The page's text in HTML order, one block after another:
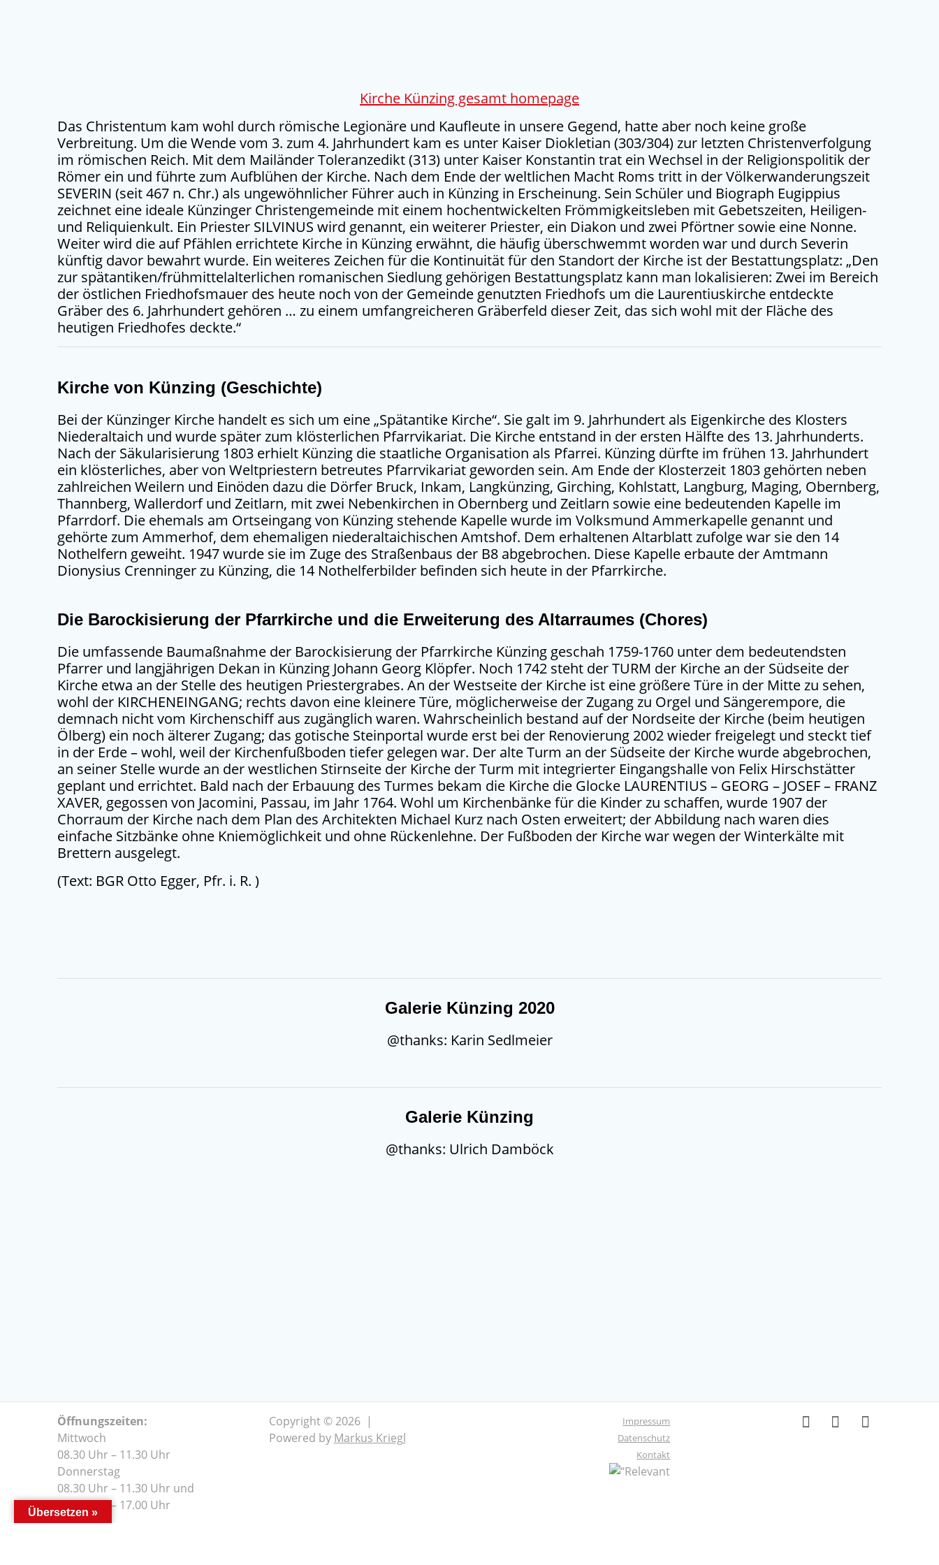
Kirche Künzing gesamt homepage
Das Christentum kam wohl durch römische Legionäre und Kaufleute in unsere Gegend, hatte aber noch keine große
Verbreitung. Um die Wende vom 3. zum 4. Jahrhundert kam es unter Kaiser Diokletian (303/304) zur letzten Christenverfolgung
im römischen Reich. Mit dem Mailänder Toleranzedikt (313) unter Kaiser Konstantin trat ein Wechsel in der Religionspolitik der
Römer ein und führte zum Aufblühen der Kirche. Nach dem Ende der weltlichen Macht Roms tritt in der Völkerwanderungszeit
SEVERIN (seit 467 n. Chr.) als ungewöhnlicher Führer auch in Künzing in Erscheinung. Sein Schüler und Biograph Eugippius
zeichnet eine ideale Künzinger Christengemeinde mit einem hochentwickelten Frömmigkeitsleben mit Gebetszeiten, Heiligen-
und Reliquienkult. Ein Priester SILVINUS wird genannt, ein weiterer Priester, ein Diakon und zwei Pförtner sowie eine Nonne.
Weiter wird die auf Pfählen errichtete Kirche in Künzing erwähnt, die häufig überschwemmt worden war und durch Severin
künftig davor bewahrt wurde. Ein weiteres Zeichen für die Kontinuität für den Standort der Kirche ist der Bestattungsplatz: „Den
zur spätantiken/frühmittelalterlichen romanischen Siedlung gehörigen Bestattungsplatz kann man lokalisieren: Zwei im Bereich
der östlichen Friedhofsmauer des heute noch von der Gemeinde genutzten Friedhofs um die Laurentiuskirche entdeckte
Gräber des 6. Jahrhundert gehören … zu einem umfangreicheren Gräberfeld dieser Zeit, das sich wohl mit der Fläche des
heutigen Friedhofes deckte.“
Kirche von Künzing (Geschichte)
Bei der Künzinger Kirche handelt es sich um eine „Spätantike Kirche“. Sie galt im 9. Jahrhundert als Eigenkirche des Klosters
Niederaltaich und wurde später zum klösterlichen Pfarrvikariat. Die Kirche entstand in der ersten Hälfte des 13. Jahrhunderts.
Nach der Säkularisierung 1803 erhielt Künzing die staatliche Organisation als Pfarrei. Künzing dürfte im frühen 13. Jahrhundert
ein klösterliches, aber von Weltpriestern betreutes Pfarrvikariat geworden sein. Am Ende der Klosterzeit 1803 gehörten neben
zahlreichen Weilern und Einöden dazu die Dörfer Bruck, Inkam, Langkünzing, Girching, Kohlstatt, Langburg, Maging, Obernberg,
Thannberg, Wallerdorf und Zeitlarn, mit zwei Nebenkirchen in Obernberg und Zeitlarn sowie eine bedeutenden Kapelle im
Pfarrdorf. Die ehemals am Ortseingang von Künzing stehende Kapelle wurde im Volksmund Ammerkapelle genannt und
gehörte zum Ammerhof, dem ehemaligen niederaltaichischen Amtshof. Dem erhaltenen Altarblatt zufolge war sie den 14
Nothelfern geweiht. 1947 wurde sie im Zuge des Straßenbaus der B8 abgebrochen. Diese Kapelle erbaute der Amtmann
Dionysius Crenninger zu Künzing, die 14 Nothelferbilder befinden sich heute in der Pfarrkirche.
Die Barockisierung der Pfarrkirche und die Erweiterung des Altarraumes (Chores)
Die umfassende Baumaßnahme der Barockisierung der Pfarrkirche Künzing geschah 1759-1760 unter dem bedeutendsten
Pfarrer und langjährigen Dekan in Künzing Johann Georg Klöpfer. Noch 1742 steht der TURM der Kirche an der Südseite der
Kirche etwa an der Stelle des heutigen Priestergrabes. An der Westseite der Kirche ist eine größere Türe in der Mitte zu sehen,
wohl der KIRCHENEINGANG; rechts davon eine kleinere Türe, möglicherweise der Zugang zu Orgel und Sängerempore, die
demnach nicht vom Kirchenschiff aus zugänglich waren. Wahrscheinlich bestand auf der Nordseite der Kirche (beim heutigen
Ölberg) ein noch älterer Zugang; das gotische Steinportal wurde erst bei der Renovierung 2002 wieder freigelegt und steckt tief
in der Erde – wohl, weil der Kirchenfußboden tiefer gelegen war. Der alte Turm an der Südseite der Kirche wurde abgebrochen,
an seiner Stelle wurde an der westlichen Stirnseite der Kirche der Turm mit integrierter Eingangshalle von Felix Hirschstätter
geplant und errichtet. Bald nach der Erbauung des Turmes bekam die Kirche die Glocke LAURENTIUS – GEORG – JOSEF – FRANZ
XAVER, gegossen von Jacomini, Passau, im Jahr 1764. Wohl um Kirchenbänke für die Kinder zu schaffen, wurde 1907 der
Chorraum der Kirche nach dem Plan des Architekten Michael Kurz nach Osten erweitert; der Abbildung nach waren dies
einfache Sitzbänke ohne Kniemöglichkeit und ohne Rückenlehne. Der Fußboden der Kirche war wegen der Winterkälte mit
Brettern ausgelegt.
(Text: BGR Otto Egger, Pfr. i. R. )
Galerie Künzing 2020
@thanks: Karin Sedlmeier
Galerie Künzing
@thanks: Ulrich Damböck
Öffnungszeiten:
Mittwoch
08.30 Uhr – 11.30 Uhr
Donnerstag
08.30 Uhr – 11.30 Uhr und
14.00 Uhr – 17.00 Uhr
Copyright © 2026 |
Powered by Markus Kriegl
Impressum
Datenschutz
Kontakt
Übersetzen »